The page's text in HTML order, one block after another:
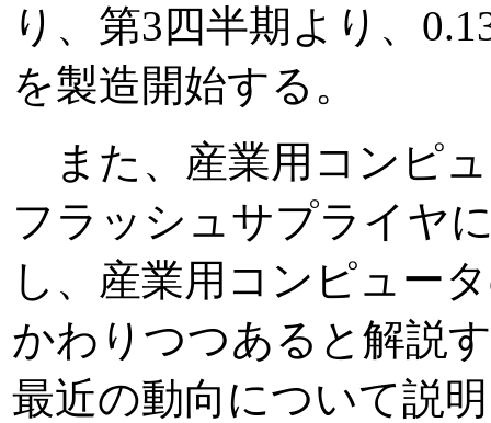
り、第3四半期より、
を製造開始する。
また、産業用コンピュ
フラッシュサプライヤ
し、産業用コンピュー
かわりつつあると解説
最近の動向について説